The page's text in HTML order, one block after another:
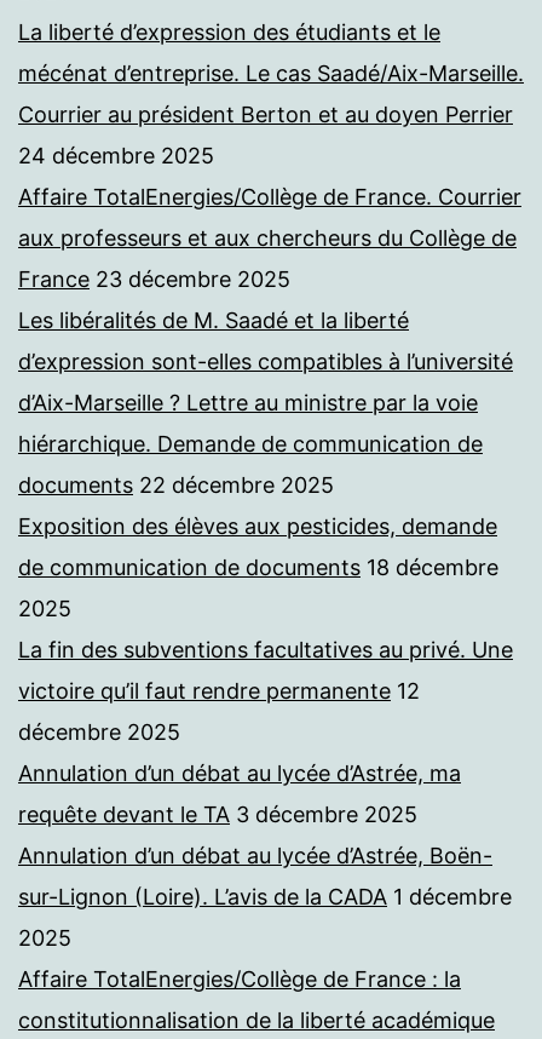
La liberté d’expression des étudiants et le
mécénat d’entreprise. Le cas Saadé/Aix-Marseille.
Courrier au président Berton et au doyen Perrier
24 décembre 2025
Affaire TotalEnergies/Collège de France. Courrier
aux professeurs et aux chercheurs du Collège de
France 23 décembre 2025
Les libéralités de M. Saadé et la liberté
d’expression sont-elles compatibles à l’université
d’Aix-Marseille ? Lettre au ministre par la voie
hiérarchique. Demande de communication de
documents 22 décembre 2025
Exposition des élèves aux pesticides, demande
de communication de documents 18 décembre
2025
La fin des subventions facultatives au privé. Une
victoire qu’il faut rendre permanente 12
décembre 2025
Annulation d’un débat au lycée d’Astrée, ma
requête devant le TA 3 décembre 2025
Annulation d’un débat au lycée d’Astrée, Boën-
sur-Lignon (Loire). L’avis de la CADA 1 décembre
2025
Affaire TotalEnergies/Collège de France : la
constitutionnalisation de la liberté académique